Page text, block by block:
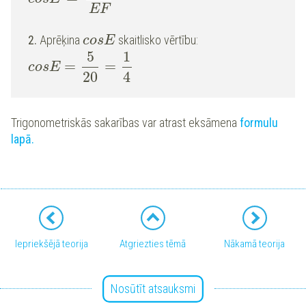
EF
2. AprēķinacosEskaitlisko vērtību:
cosE =
5
20
=
1
4
Trigonometriskās sakarības var atrast eksāmenaformulu
lapā.
Iepriekšējā teorija Atgriezties tēmā Nākamā teorija
Nosūtīt atsauksmi